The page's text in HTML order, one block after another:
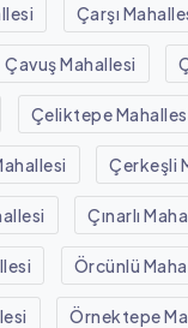
Çarşı
Çavuş Mahallesi
Çeliktepe
Çerkeşli
Çınarlı
Örcünlü
Örnektepe